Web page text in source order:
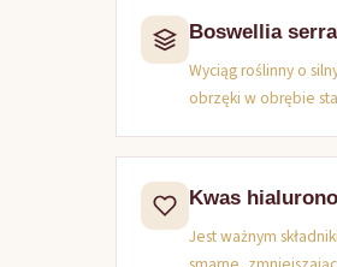
Boswellia
Wyciąg roślinny o
obrzęki w obrębie
Kwas
Jest ważnym